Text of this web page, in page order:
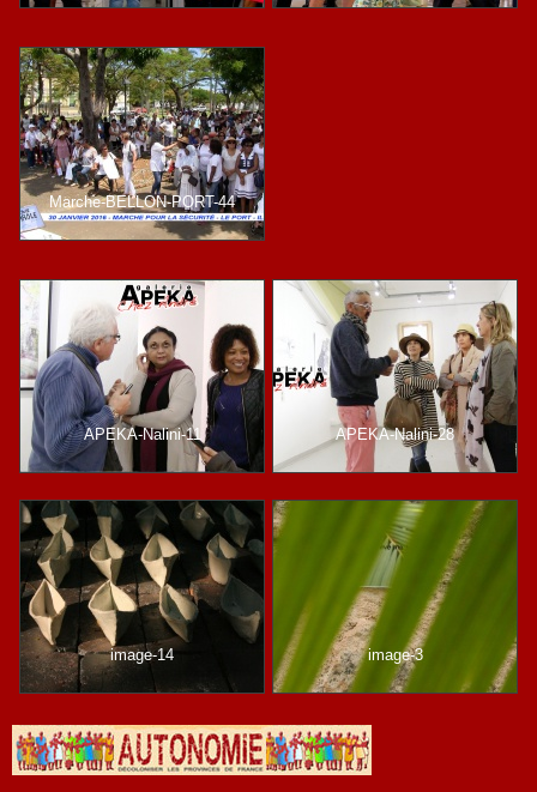
Marche-BELLON-PORT-44
APEKA-Nalini-11 APEKA-Nalini-28
image-14 image-3